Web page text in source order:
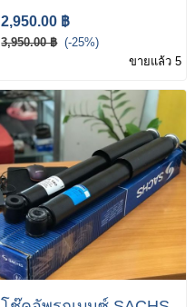
mercedes benz Engine
M110 W115 W117
2,950.00 ฿
3,950.00 ฿ (-25%)
ขายแล้ว 5